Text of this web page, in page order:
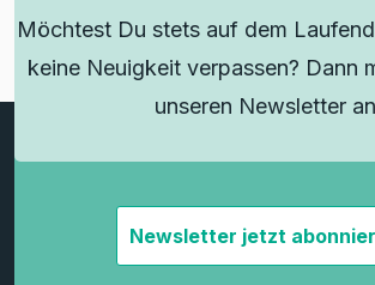
Möchtest Du stets auf dem
keine Neuigkeit verpassen? Dann
unseren Newsletter
Newsletter jetzt